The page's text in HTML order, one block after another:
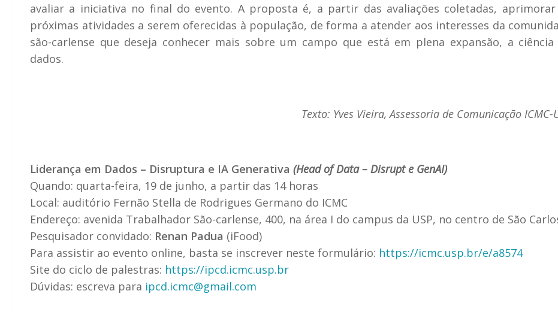
avaliar a iniciativa no final do evento. A proposta é, a partir das avaliações coletadas, aprimorar
próximas atividades a serem oferecidas à população, de forma a atender aos interesses da
são-carlense que deseja conhecer mais sobre um campo que está em plena expansão, a ciência
dados.
Texto: Yves Vieira, Assessoria de Comunicação ICMC-
Liderança em Dados – Disruptura e IA Generativa (Head of Data – Disrupt e GenAI)
Quando: quarta-feira, 19 de junho, a partir das 14 horas
Local: auditório Fernão Stella de Rodrigues Germano do ICMC
Endereço: avenida Trabalhador São-carlense, 400, na área I do campus da USP, no centro de São
Pesquisador convidado: Renan Padua (iFood)
Para assistir ao evento online, basta se inscrever neste formulário: https://icmc.usp.br/e/a8574
Site do ciclo de palestras: https://ipcd.icmc.usp.br
Dúvidas: escreva para ipcd.icmc@gmail.com